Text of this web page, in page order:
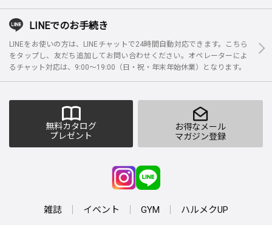
LINEでのお手続き
LINEをお使いの方は、LINEチャットで24時間自動対応できます。こちら
をタップし、友だち追加してお問い合わせください。オペレーターによ
るチャット対応は、9:00～19:00（日・祝・年末年始休業）となります。
無料カタログ
プレゼント
お得なメール
マガジン登録
雑誌 イベント GYM ハルメクUP